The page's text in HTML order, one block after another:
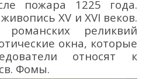
пожара 1225 года.
XV и XVI веков.
реликвий
окна, которые
относят к
Фомы.